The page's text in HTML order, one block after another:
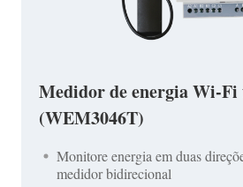
Medidor de energia Wi-
(WEM3046T)
Monitore energia em duas
medidor bidirecional